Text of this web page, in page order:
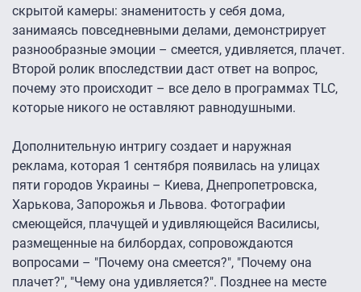
скрытой камеры: знаменитость у себя дома,
занимаясь повседневными делами, демонстрирует
разнообразные эмоции – смеется, удивляется, плачет.
Второй ролик впоследствии даст ответ на вопрос,
почему это происходит – все дело в программах TLC,
которые никого не оставляют равнодушными.
Дополнительную интригу создает и наружная
реклама, которая 1 сентября появилась на улицах
пяти городов Украины – Киева, Днепропетровска,
Харькова, Запорожья и Львова. Фотографии
смеющейся, плачущей и удивляющейся Василисы,
размещенные на билбордах, сопровождаются
вопросами – "Почему она смеется?", "Почему она
плачет?", "Чему она удивляется?". Позднее на месте